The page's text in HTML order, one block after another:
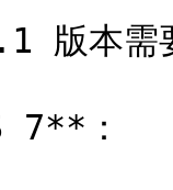
版本需
7**：